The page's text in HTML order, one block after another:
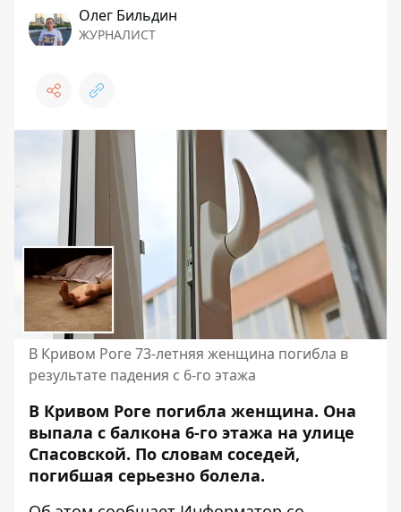
Олег Бильдин
ЖУРНАЛИСТ
В Кривом Роге 73-летняя женщина погибла в
результате падения с 6-го этажа
В Кривом Роге погибла женщина. Она
выпала с балкона 6-го этажа на улице
Спасовской. По словам соседей,
погибшая серьезно болела.